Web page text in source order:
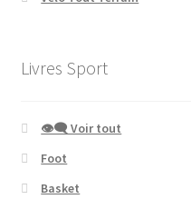
Livres Sport
👁‍🗨 Voir tout
Foot
Basket